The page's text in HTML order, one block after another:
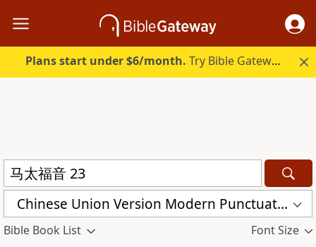
Plans start under $6/month. Try Bible Gateway Plus.
Chinese Union Version Modern Punctuation (Simplified) (CUVMPS)
Bible Book List Font Size